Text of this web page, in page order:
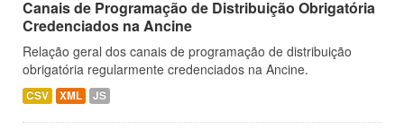
Canais de Programação de Distribuição Obrigatória
Credenciados na Ancine
Relação geral dos canais de programação de distribuição
obrigatória regularmente credenciados na Ancine.
CSV XML JS